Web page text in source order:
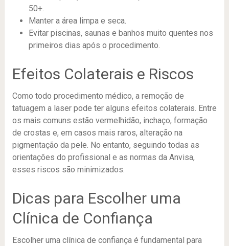
50+.
Manter a área limpa e seca.
Evitar piscinas, saunas e banhos muito quentes nos
primeiros dias após o procedimento.
Efeitos Colaterais e Riscos
Como todo procedimento médico, a remoção de
tatuagem a laser pode ter alguns efeitos colaterais. Entre
os mais comuns estão vermelhidão, inchaço, formação
de crostas e, em casos mais raros, alteração na
pigmentação da pele. No entanto, seguindo todas as
orientações do profissional e as normas da Anvisa,
esses riscos são minimizados.
Dicas para Escolher uma
Clínica de Confiança
Escolher uma clínica de confiança é fundamental para